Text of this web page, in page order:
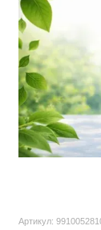
Артикул: